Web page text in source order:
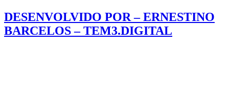
DESENVOLVIDO POR – ERNESTINO
BARCELOS – TEM3.DIGITAL